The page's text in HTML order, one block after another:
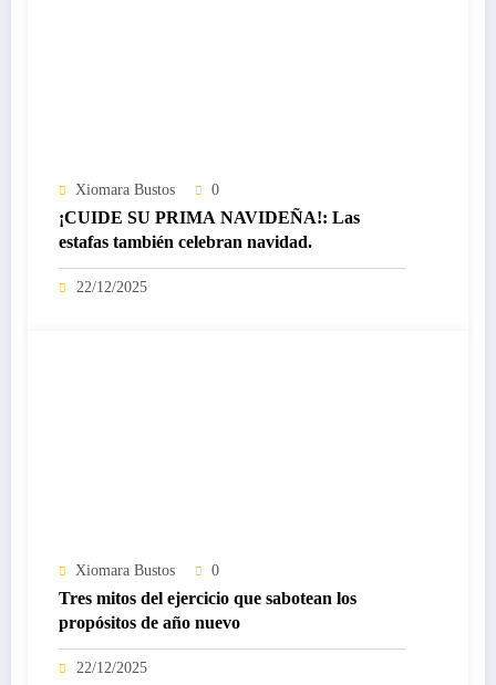
Xiomara Bustos 0
¡CUIDE SU PRIMA NAVIDEÑA!: Las
estafas también celebran navidad.
22/12/2025
Xiomara Bustos 0
Tres mitos del ejercicio que sabotean los
propósitos de año nuevo
22/12/2025